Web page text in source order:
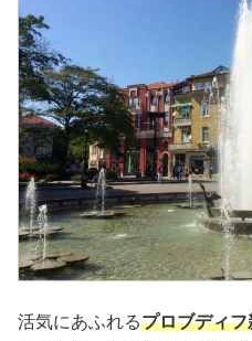
活気にあふれるプロブディフ